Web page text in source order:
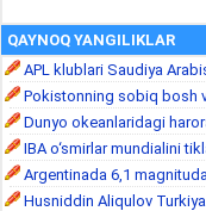
QAYNOQ YANGILIKLAR
APL klublari Saudiya
Pokistonning sobiq bosh
Dunyo okeanlaridagi
IBA o‘smirlar mundialini
Argentinada 6,1
Husniddin Aliqulov